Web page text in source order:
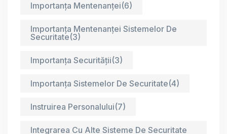
Importanța Mentenanței(6)
Importanța Mentenanței Sistemelor De
Securitate(3)
Importanța Securității(3)
Importanța Sistemelor De Securitate(4)
Instruirea Personalului(7)
Integrarea Cu Alte Sisteme De Securitate